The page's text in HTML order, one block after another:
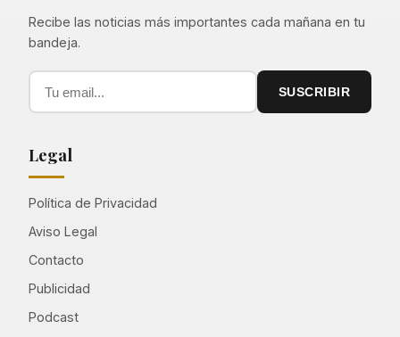
Recibe las noticias más importantes cada mañana en tu
bandeja.
SUSCRIBIR
Legal
Política de Privacidad
Aviso Legal
Contacto
Publicidad
Podcast